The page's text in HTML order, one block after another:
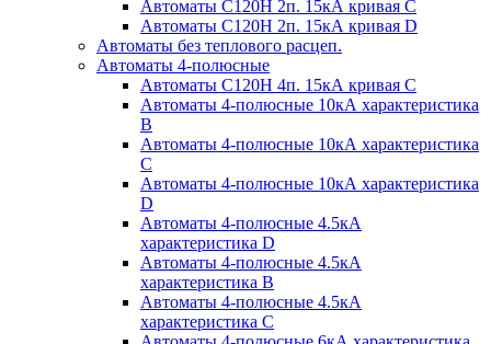
Автоматы С120H 2п. 15кА кривая C
Автоматы С120H 2п. 15кА кривая D
Автоматы без теплового расцеп.
Автоматы 4-полюсные
Автоматы С120H 4п. 15кА кривая C
Автоматы 4-полюсные 10кА характеристика
B
Автоматы 4-полюсные 10кА характеристика
C
Автоматы 4-полюсные 10кА характеристика
D
Автоматы 4-полюсные 4.5кА
характеристика D
Автоматы 4-полюсные 4.5кА
характеристика В
Автоматы 4-полюсные 4.5кА
характеристика С